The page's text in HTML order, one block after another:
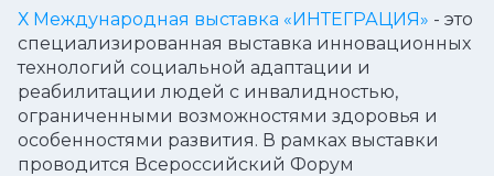
Х Международная выставка «ИНТЕГРАЦИЯ» - это
специализированная выставка инновационных
технологий социальной адаптации и
реабилитации людей с инвалидностью,
ограниченными возможностями здоровья и
особенностями развития. В рамках выставки
проводится Всероссийский Форум